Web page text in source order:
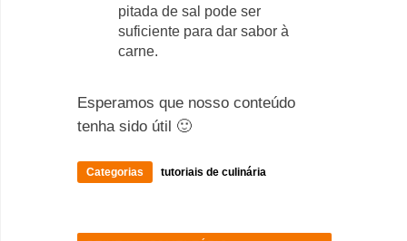
pitada de sal pode ser
suficiente para dar sabor à
carne.
Esperamos que nosso conteúdo
tenha sido útil 🙂
Categorias tutoriais de culinária